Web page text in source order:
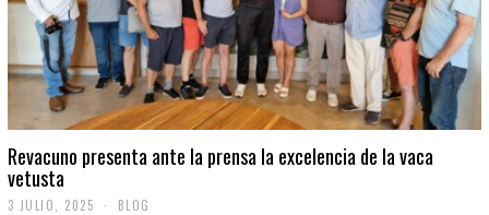
Revacuno presenta ante la prensa la excelencia de la vaca
vetusta
3 JULIO, 2025 BLOG